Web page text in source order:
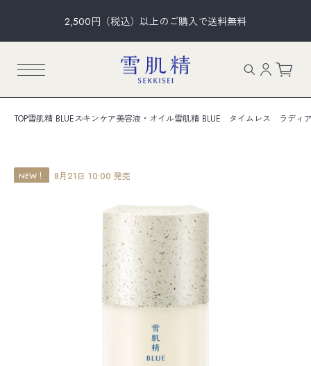
2,500円（税込）以上のご購入で送料無料
TOP雪肌精 BLUEスキンケア美容液・オイル雪肌精 BLUE タイムレス ラディ
NEW！ 8月21日 10:00 発売